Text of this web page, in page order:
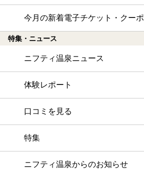
今月の新着電子チケット・クー
特集・ニュース
ニフティ温泉ニュース
体験レポート
口コミを見る
特集
ニフティ温泉からのお知らせ